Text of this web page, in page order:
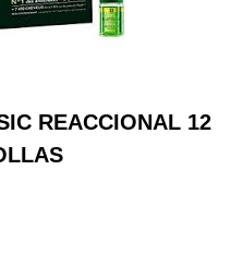
REACCIONAL 12